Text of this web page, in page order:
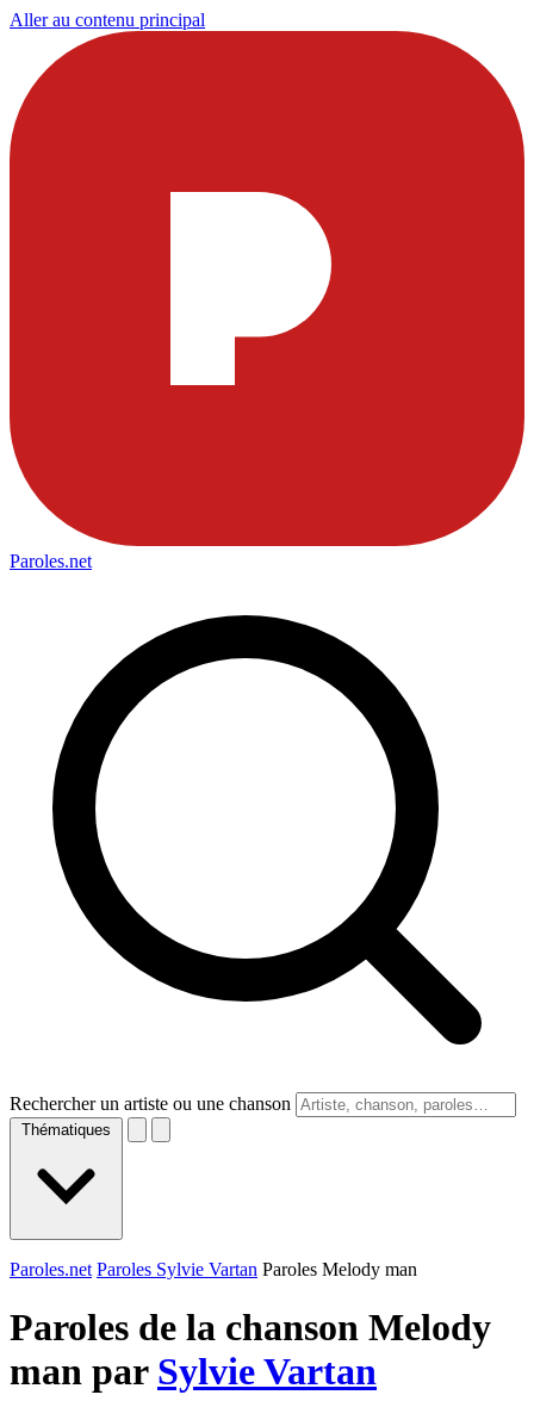
Aller au contenu principal
Paroles.net
Rechercher un artiste ou une chanson
Thématiques
Paroles.net Paroles Sylvie Vartan Paroles Melody man
Paroles de la chanson Melody
man par Sylvie Vartan